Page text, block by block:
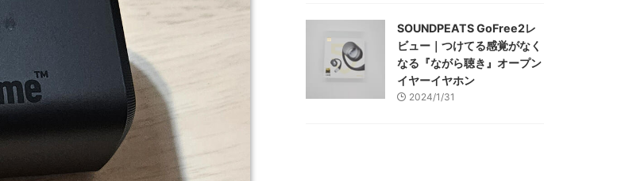
SOUNDPEATS GoFree2レ
ビュー｜つけてる感覚がなく
なる『ながら聴き』オープン
イヤーイヤホン
2024/1/31